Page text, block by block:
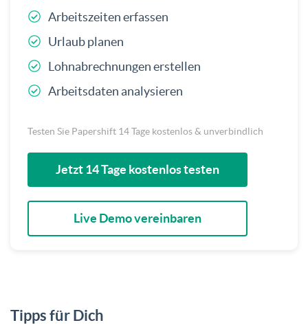
Arbeitszeiten erfassen
Urlaub planen
Lohnabrechnungen erstellen
Arbeitsdaten analysieren
Testen Sie Papershift 14 Tage kostenlos & unverbindlich
Jetzt 14 Tage kostenlos testen
Live Demo vereinbaren
Tipps für Dich